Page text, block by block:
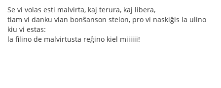
Se vi volas esti malvirta, kaj terura, kaj libera,
tiam vi danku vian bonŝanson stelon, pro vi naskiĝis la ulino
kiu vi estas:
la filino de malvirtusta reĝino kiel miiiiii!